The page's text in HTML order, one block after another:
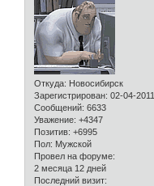
Откуда: Новосибирск
Зарегистрирован: 02-04-2011
Сообщений: 6633
Уважение: +4347
Позитив: +6995
Пол: Мужской
Провел на форуме:
2 месяца 12 дней
Последний визит: